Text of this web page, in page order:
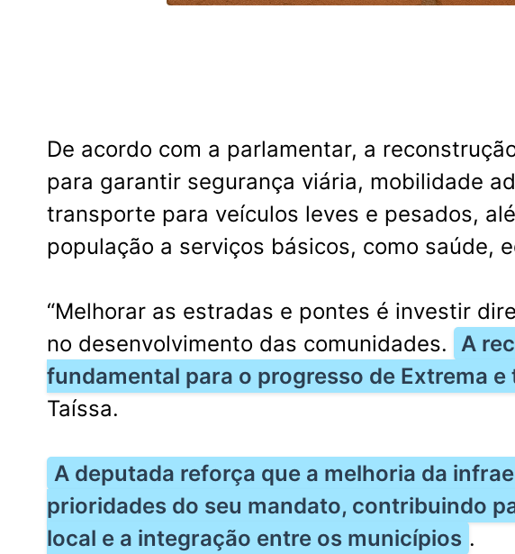
De acordo com a parlamentar, a
para garantir segurança viária, mobilidade
transporte para veículos leves e pesados,
população a serviços básicos, como saúde,
“Melhorar as estradas e pontes é investir
no desenvolvimento das comunidades.
A
fundamental para o progresso de Extrema e
Taíssa.
A deputada reforça que a melhoria da
prioridades do seu mandato, contribuindo
local e a integração entre os municípios .